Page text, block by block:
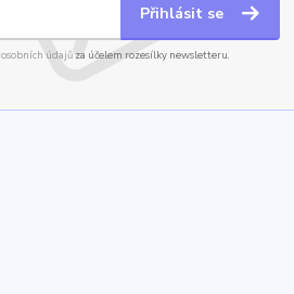
Přihlásit se
údajůza účelem rozesílky newsletteru.